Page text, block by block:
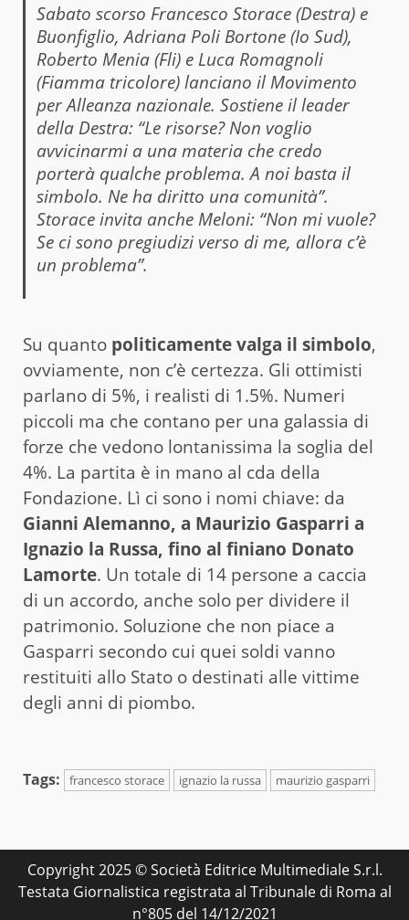
Sabato scorso Francesco Storace (Destra) e
Buonfiglio, Adriana Poli Bortone (Io Sud),
Roberto Menia (Fli) e Luca Romagnoli
(Fiamma tricolore) lanciano il Movimento
per Alleanza nazionale. Sostiene il leader
della Destra: “Le risorse? Non voglio
avvicinarmi a una materia che credo
porterà qualche problema. A noi basta il
simbolo. Ne ha diritto una comunità”.
Storace invita anche Meloni: “Non mi vuole?
Se ci sono pregiudizi verso di me, allora c’è
un problema”.
Su quanto politicamente valga il simbolo,
ovviamente, non c’è certezza. Gli ottimisti
parlano di 5%, i realisti di 1.5%. Numeri
piccoli ma che contano per una galassia di
forze che vedono lontanissima la soglia del
4%. La partita è in mano al cda della
Fondazione. Lì ci sono i nomi chiave: da
Gianni Alemanno, a Maurizio Gasparri a
Ignazio la Russa, fino al finiano Donato
Lamorte. Un totale di 14 persone a caccia
di un accordo, anche solo per dividere il
patrimonio. Soluzione che non piace a
Gasparri secondo cui quei soldi vanno
restituiti allo Stato o destinati alle vittime
degli anni di piombo.
Tags: francesco storace ignazio la russa maurizio gasparri
Copyright 2025 © Società Editrice Multimediale S.r.l.
Testata Giornalistica registrata al Tribunale di Roma al
n°805 del 14/12/2021